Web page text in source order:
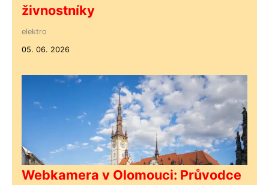
živnostníky
elektro
05. 06. 2026
Webkamera v Olomouci: Průvodce